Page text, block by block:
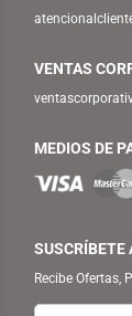
VENTAS
MEDIOS DE
SUSCRÍBETE
Recibe Ofertas,